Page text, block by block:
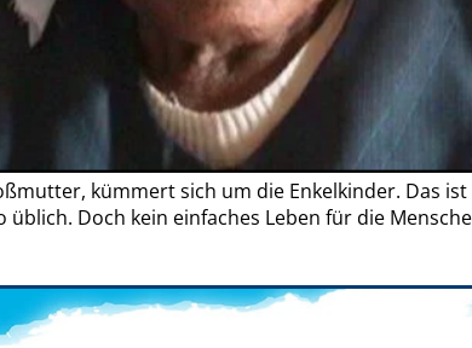
kümmert sich um die Enkelkinder. Das
üblich. Doch kein einfaches Leben für die